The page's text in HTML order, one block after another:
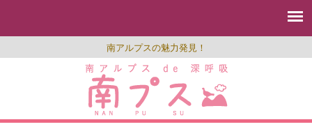
南アルプスの魅力発見！